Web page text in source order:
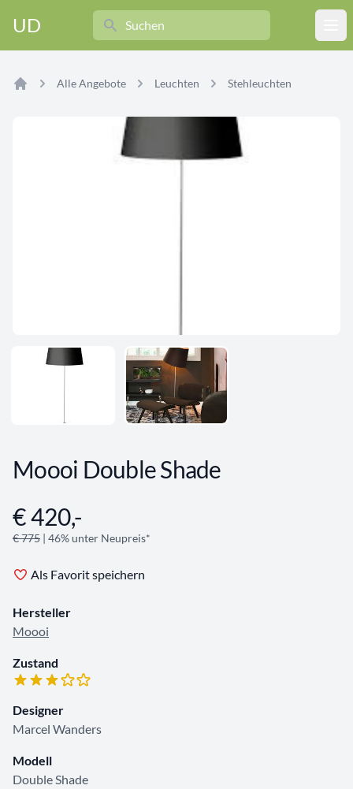
UD
Search
Alle Angebote Leuchten Stehleuchten
Moooi Double Shade
Angebotsinformationen
€ 420,-
€ 775 | 46% unter Neupreis*
Als Favorit speichern
Hersteller
Moooi
Zustand
Designer
Marcel Wanders
Modell
Double Shade